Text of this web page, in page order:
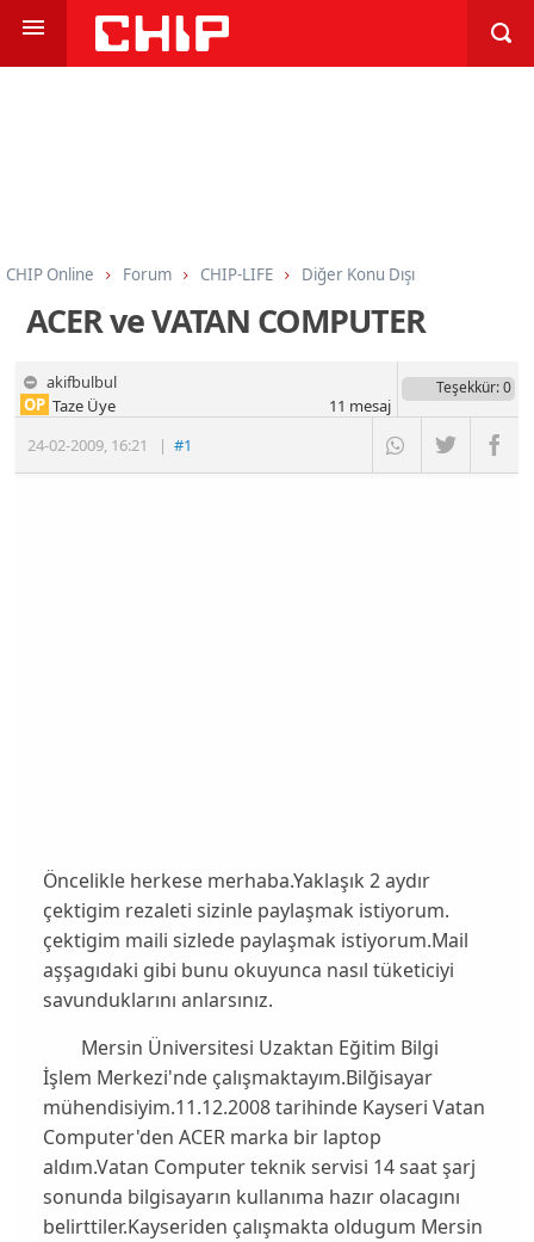
CHIP Online Forum CHIP-LIFE Diğer Konu Dışı
ACER ve VATAN COMPUTER
akifbulbul
24-02-2009, 16:21 |#1
OP Taze Üye
Teşekkür: 0
11 mesaj
Öncelikle herkese merhaba.Yaklaşık 2 aydır
çektigim rezaleti sizinle paylaşmak istiyorum.
çektigim maili sizlede paylaşmak istiyorum.Mail
aşşagıdaki gibi bunu okuyunca nasıl tüketiciyi
savunduklarını anlarsınız.
Mersin Üniversitesi Uzaktan Eğitim Bilgi
İşlem Merkezi'nde çalışmaktayım.Bilğisayar
mühendisiyim.11.12.2008 tarihinde Kayseri Vatan
Computer'den ACER marka bir laptop
aldım.Vatan Computer teknik servisi 14 saat şarj
sonunda bilgisayarın kullanıma hazır olacagını
belirttiler.Kayseriden çalışmakta oldugum Mersin